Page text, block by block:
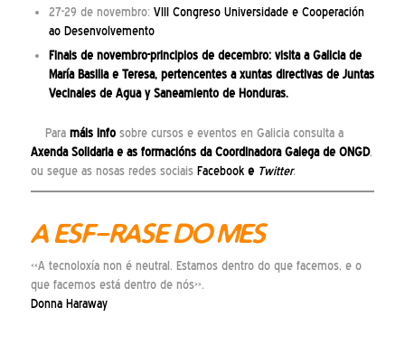
27-29 de novembro: VIII Congreso Universidade e Cooperación
ao Desenvolvemento
Finais de novembro-principios de decembro: visita a Galicia de
María Basilia e Teresa, pertencentes a xuntas directivas de Juntas
Vecinales de Agua y Saneamiento de Honduras.
Para máis infosobre cursos e eventos en Galicia consulta a
Axenda Solidariae as formaciónsda Coordinadora Galega de ONGD,
ou segue as nosas redes sociais Facebooke Twitter.
A ESF-RASE DO MES
«A tecnoloxía non é neutral. Estamos dentro do que facemos, e o
que facemos está dentro de nós».
Donna Haraway